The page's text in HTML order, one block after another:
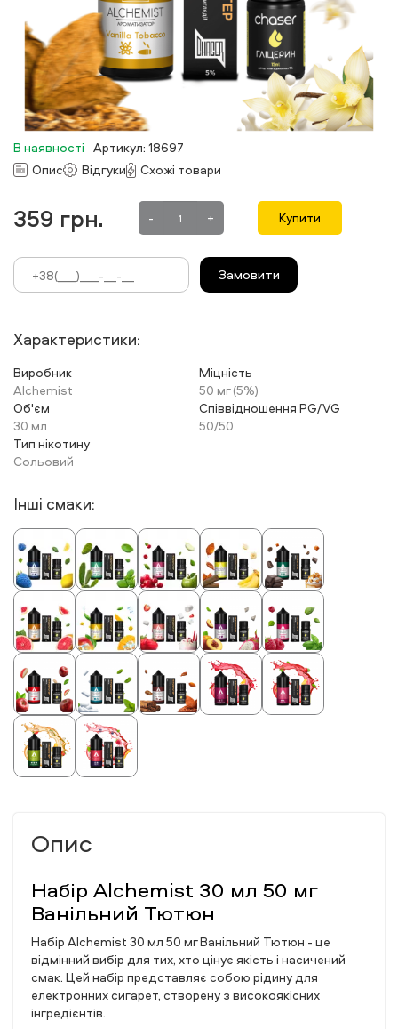
В наявності Артикул: 18697
Опис
Відгуки Схожі товари
359 грн. - + Купити
Замовити
Характеристики:
Виробник
Alchemist
Міцність
50 мг (5%)
Об'єм
30 мл
Співвідношення PG/VG
50/50
Тип нікотину
Сольовий
Інші смаки:
Опис
Набір Alchemist 30 мл 50 мг
Ванільний Тютюн
Набір Alchemist 30 мл 50 мг Ванільний Тютюн - це
відмінний вибір для тих, хто цінує якість і насичений
смак. Цей набір представляє собою рідину для
електронних сигарет, створену з високоякісних
інгредієнтів.